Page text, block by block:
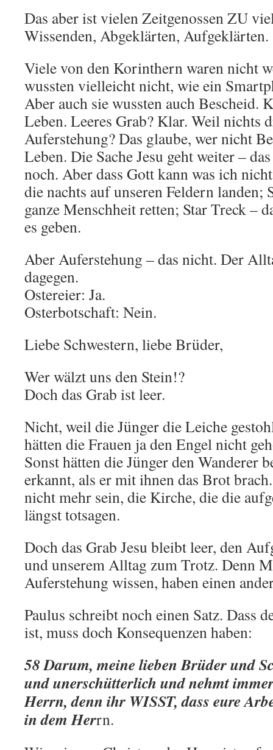
Das aber ist vielen Zeitgenossen ZU
Wissenden, Abgeklärten, Aufgeklärten.
Viele von den Korinthern waren nicht
wussten vielleicht nicht, wie ein
Aber auch sie wussten auch Bescheid.
Leben. Leeres Grab? Klar. Weil nichts
Auferstehung? Das glaube, wer nicht
Leben. Die Sache Jesu geht weiter –
noch. Aber dass Gott kann was ich
die nachts auf unseren Feldern landen;
ganze Menschheit retten; Star Treck –
es geben.
Aber Auferstehung – das nicht. Der
dagegen.
Ostereier: Ja.
Osterbotschaft: Nein.
Liebe Schwestern, liebe Brüder,
Wer wälzt uns den Stein!?
Doch das Grab ist leer.
Nicht, weil die Jünger die Leiche
hätten die Frauen ja den Engel nicht
Sonst hätten die Jünger den Wanderer
erkannt, als er mit ihnen das Brot
nicht mehr sein, die Kirche, die die
längst totsagen.
Doch das Grab Jesu bleibt leer, den
und unserem Alltag zum Trotz. Denn
Auferstehung wissen, haben einen
Paulus schreibt noch einen Satz. Dass
ist, muss doch Konsequenzen haben:
58 Darum, meine lieben Brüder und
und unerschütterlich und nehmt
Herrn, denn ihr WISST, dass eure
in dem Herrn.